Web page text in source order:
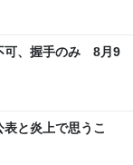
可、握手のみ 8月9
表と炎上で思うこ